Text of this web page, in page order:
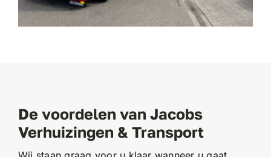
De voordelen van Jacobs
Verhuizingen & Transport